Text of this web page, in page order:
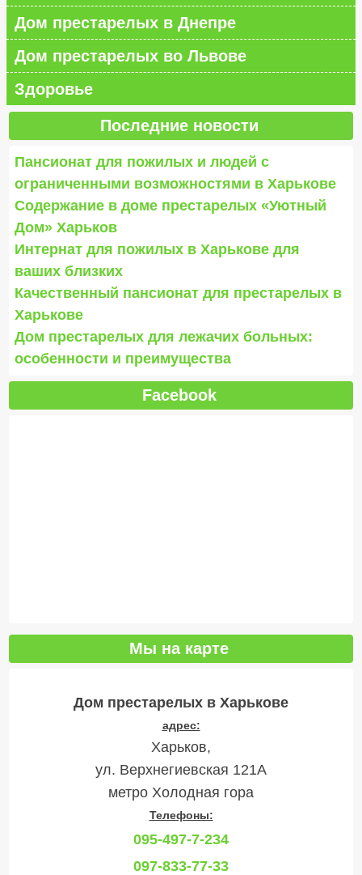
Дом престарелых в Днепре
Дом престарелых во Львове
Здоровье
Последние новости
Пансионат для пожилых и людей с
ограниченными возможностями в Харькове
Содержание в доме престарелых «Уютный
Дом» Харьков
Интернат для пожилых в Харькове для
ваших близких
Качественный пансионат для престарелых в
Харькове
Дом престарелых для лежачих больных:
особенности и преимущества
Facebook
Мы на карте
Дом престарелых в Харькове
адрес:
Харьков,
ул. Верхнегиевская 121А
метро Холодная гора
Телефоны:
095-497-7-234
097-833-77-33